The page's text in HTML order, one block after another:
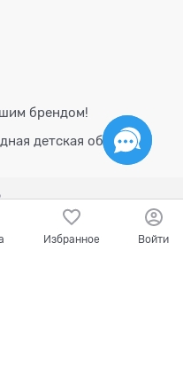
брендом!
детская обувь для
Избранное Войти